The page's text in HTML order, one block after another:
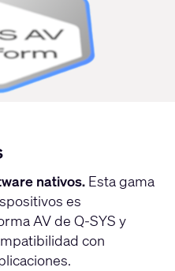
nativos. Esta gama
es
AV de Q-SYS y
con